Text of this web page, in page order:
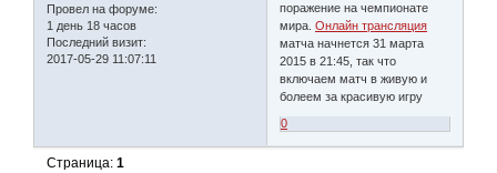
Провел на форуме:
1 день 18 часов
Последний визит:
2017-05-29 11:07:11
поражение на чемпионате
мира.Онлайн трансляция
матча начнется 31 марта
2015 в 21:45, так что
включаем матч в живую и
болеем за красивую игру
0
Страница:1